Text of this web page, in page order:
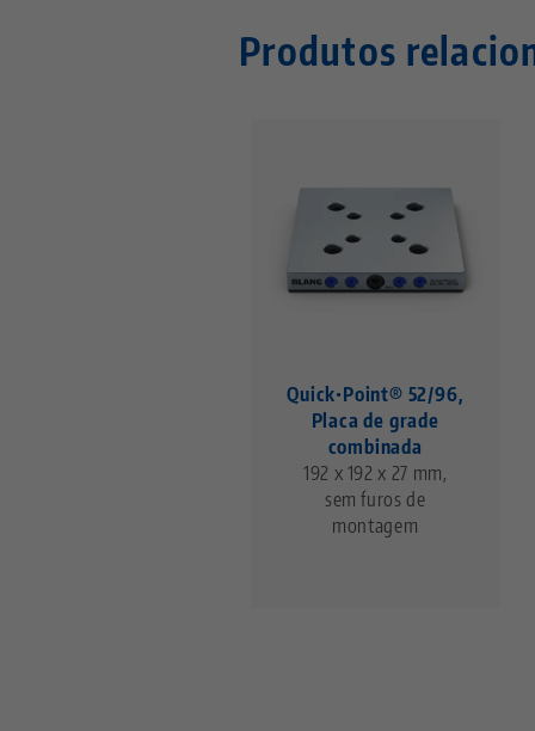
Produtos
Quick•Point® 52/96,
Placa de grade
combinada
192 x 192 x 27 mm,
sem furos de
montagem